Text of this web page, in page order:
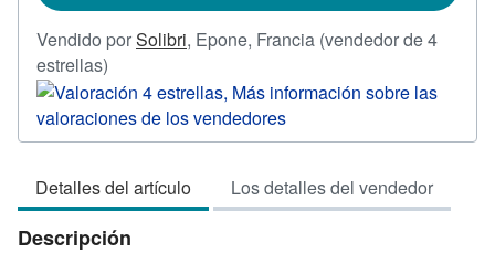
Vendido porSolibri, Epone, Francia (vendedor de 4
estrellas)
del
vendedor:
4
5
estrellas
Detalles del artículo Los detalles del vendedor
Descripción